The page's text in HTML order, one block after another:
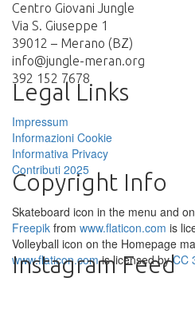
Centro Giovani Jungle
Via S. Giuseppe 1
39012 – Merano (BZ)
info@jungle-meran.org
392 152 7678
Legal Links
Impressum
Informazioni Cookie
Informativa Privacy
Contributi 2025
Copyright Info
Skateboard icon in the menu and
Freepik from www.flaticon.com is
Volleyball icon on the Homepage
www.flaticon.comis licensed byCC
Instagram Feed